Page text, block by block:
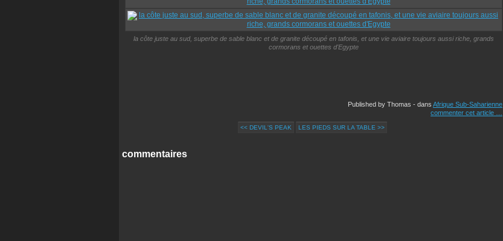
la côte juste au sud, superbe de sable blanc et de granite découpé en tafonis, et une vie aviaire toujours aussi riche, grands
cormorans et ouettes d'Egypte
Published by Thomas - dans Afrique Sub-Saharienne
commenter cet article
<< DEVIL'S PEAK LES PIEDS SUR LA TABLE >>
commentaires